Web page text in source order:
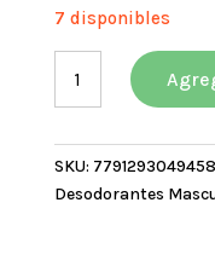
7 disponibles
Men
En
Aerosol
x150ml
SKU: 7791293049458
Desodorantes